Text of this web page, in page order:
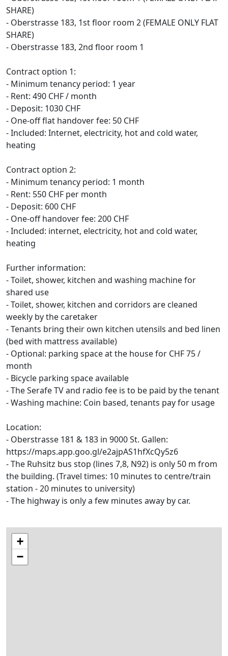
SHARE)
- Oberstrasse 183, 1st floor room 2 (FEMALE ONLY FLAT
SHARE)
- Oberstrasse 183, 2nd floor room 1
Contract option 1:
- Minimum tenancy period: 1 year
- Rent: 490 CHF / month
- Deposit: 1030 CHF
- One-off flat handover fee: 50 CHF
- Included: Internet, electricity, hot and cold water,
heating
Contract option 2:
- Minimum tenancy period: 1 month
- Rent: 550 CHF per month
- Deposit: 600 CHF
- One-off handover fee: 200 CHF
- Included: internet, electricity, hot and cold water,
heating
Further information:
- Toilet, shower, kitchen and washing machine for
shared use
- Toilet, shower, kitchen and corridors are cleaned
weekly by the caretaker
- Tenants bring their own kitchen utensils and bed linen
(bed with mattress available)
- Optional: parking space at the house for CHF 75 /
month
- Bicycle parking space available
- The Serafe TV and radio fee is to be paid by the tenant
- Washing machine: Coin based, tenants pay for usage
Location:
- Oberstrasse 181 & 183 in 9000 St. Gallen:
https://maps.app.goo.gl/e2ajpAS1hfXcQy5z6
- The Ruhsitz bus stop (lines 7,8, N92) is only 50 m from
the building. (Travel times: 10 minutes to centre/train
station - 20 minutes to university)
- The highway is only a few minutes away by car.
+
−